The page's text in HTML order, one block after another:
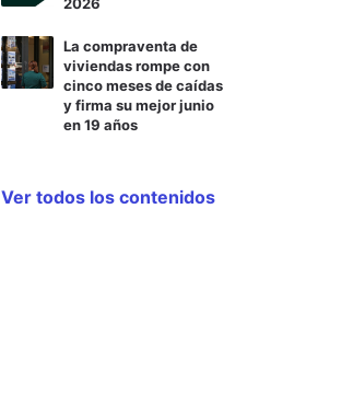
La compraventa de
viviendas rompe con
cinco meses de caídas
y firma su mejor junio
en 19 años
Ver todos los contenidos